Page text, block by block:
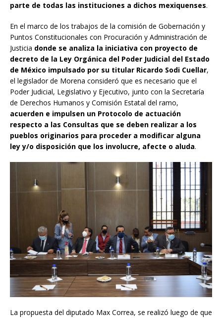
parte de todas las instituciones a dichos mexiquenses.
En el marco de los trabajos de la comisión de Gobernación y
Puntos Constitucionales con Procuración y Administración de
Justicia donde se analiza la iniciativa con proyecto de
decreto de la Ley Orgánica del Poder Judicial del Estado
de México impulsado por su titular Ricardo Sodi Cuellar,
el legislador de Morena consideró que es necesario que el
Poder Judicial, Legislativo y Ejecutivo, junto con la Secretaría
de Derechos Humanos y Comisión Estatal del ramo,
acuerden e impulsen un Protocolo de actuación
respecto a las Consultas que se deben realizar a los
pueblos originarios para proceder a modificar alguna
ley y/o disposición que los involucre, afecte o aluda.
La propuesta del diputado Max Correa, se realizó luego de que